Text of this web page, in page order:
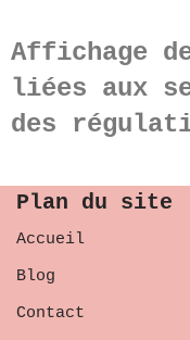
Affichage
liées aux
des
Plan du site
Accueil
Blog
Contact